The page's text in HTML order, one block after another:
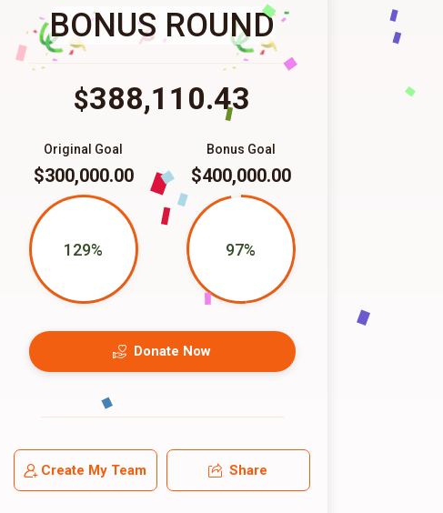
BONUS ROUND
$388,110.43
Bonus Goal
$400,000.00
97%
Original Goal
$300,000.00
129%
Donate Now
Create My Team Share